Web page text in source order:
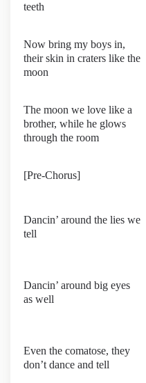
teeth
Now bring my boys in,
their skin in craters like the
moon
The moon we love like a
brother, while he glows
through the room
[Pre-Chorus]
Dancin’ around the lies we
tell
Dancin’ around big eyes
as well
Even the comatose, they
don’t dance and tell